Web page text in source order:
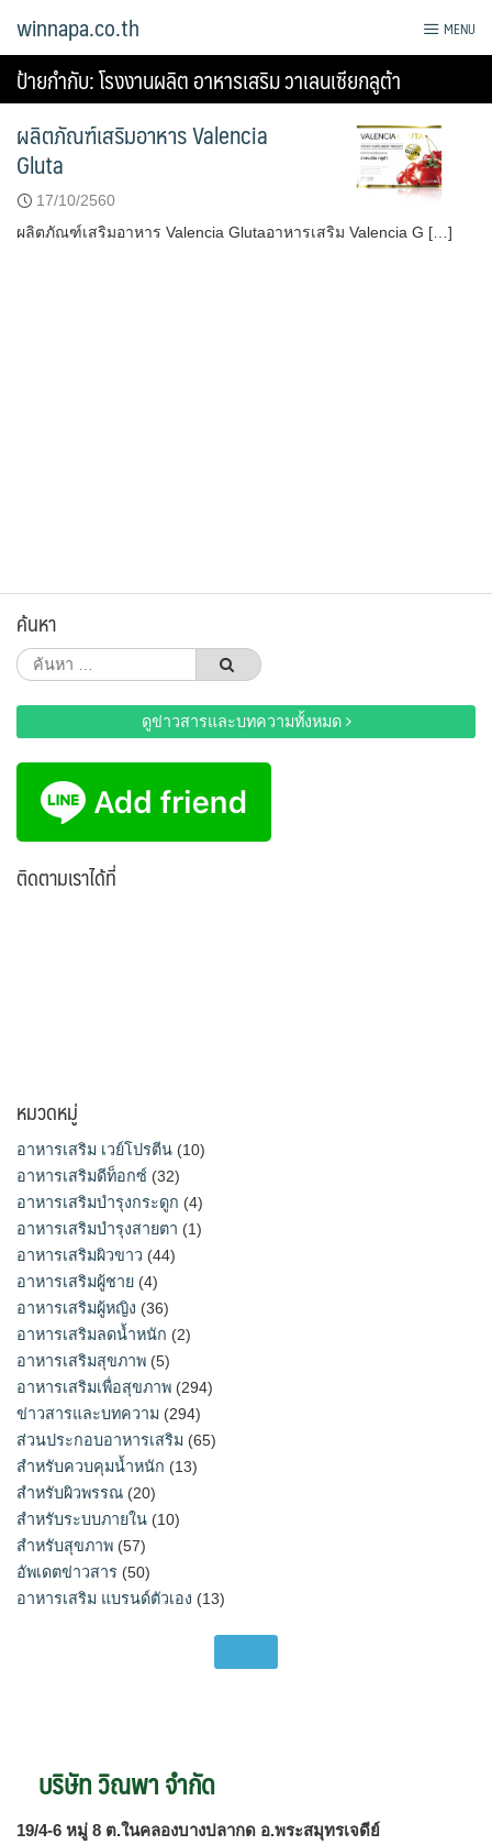
winnapa.co.th MENU
ป้ายกำกับ:โรงงานผลิต อาหารเสริม วาเลนเซียกลูต้า
ผลิตภัณฑ์เสริมอาหาร Valencia
Gluta
17/10/2560
ผลิตภัณฑ์เสริมอาหาร Valencia Glutaอาหารเสริม Valencia G […]
ค้นหา
ค้นหา
สำหรับ:
ดูข่าวสารและบทความทั้งหมด
ติดตามเราได้ที่
หมวดหมู่
อาหารเสริม เวย์โปรตีน (10)
อาหารเสริมดีท็อกซ์ (32)
อาหารเสริมบำรุงกระดูก (4)
อาหารเสริมบำรุงสายตา (1)
อาหารเสริมผิวขาว (44)
อาหารเสริมผู้ชาย (4)
อาหารเสริมผู้หญิง (36)
อาหารเสริมลดน้ำหนัก (2)
อาหารเสริมสุขภาพ (5)
อาหารเสริมเพื่อสุขภาพ (294)
ข่าวสารและบทความ (294)
ส่วนประกอบอาหารเสริม (65)
สำหรับควบคุมน้ำหนัก (13)
สำหรับผิวพรรณ (20)
สำหรับระบบภายใน (10)
สำหรับสุขภาพ (57)
อัพเดตข่าวสาร (50)
อาหารเสริม แบรนด์ตัวเอง (13)
บริษัท วิณพา จำกัด
19/4-6 หมู่ 8 ต.ในคลองบางปลากด อ.พระสมุทรเจดีย์